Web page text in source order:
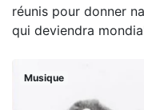
réunis pour donner
qui deviendra
Musique